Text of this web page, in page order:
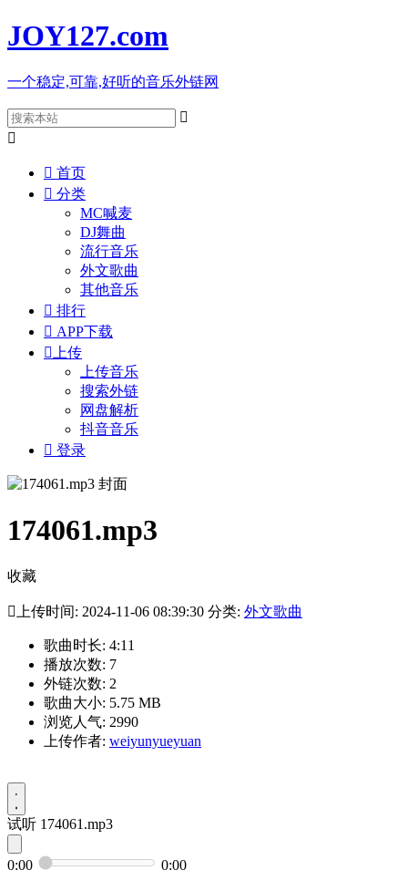
JOY127.com
一个稳定,可靠,好听的音乐外链网


 首页
 分类
MC喊麦
DJ舞曲
流行音乐
外文歌曲
其他音乐
 排行
 APP下载
 上传
上传音乐
搜索外链
网盘解析
抖音音乐
 登录
174061.mp3
收藏
 上传时间: 2024-11-06 08:39:30 分类: 外文歌曲
歌曲时长: 4:11
播放次数: 7
外链次数: 2
歌曲大小: 5.75 MB
浏览人气: 2990
上传作者: weiyunyueyuan
试听 174061.mp3
0:00 0:00